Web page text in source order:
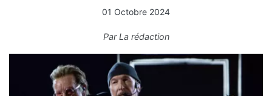
01 Octobre 2024
ParLa rédaction